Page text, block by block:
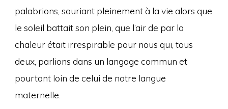
palabrions, souriant pleinement à la vie alors que
le soleil battait son plein, que l’air de par la
chaleur était irrespirable pour nous qui, tous
deux, parlions dans un langage commun et
pourtant loin de celui de notre langue
maternelle.